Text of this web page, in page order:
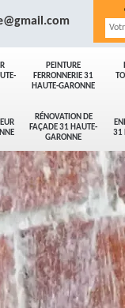
PEINTURE
FERRONNERIE 31
HAUTE-GARONNE
RÉNOVATION DE
FAÇADE 31 HAUTE-
GARONNE
31